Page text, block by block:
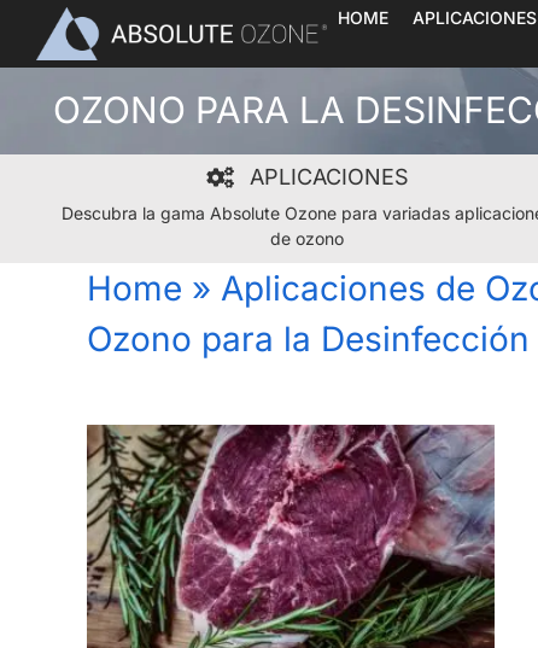
content
HOME APLICACIONES
OZONO PARA LA
APLICACIONES
Descubra la gama Absolute Ozone para variadas
de ozono
Home » Aplicaciones de
Ozono para la